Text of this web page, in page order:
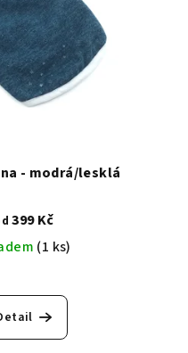
- modrá/lesklá
399 Kč
(1 ks)